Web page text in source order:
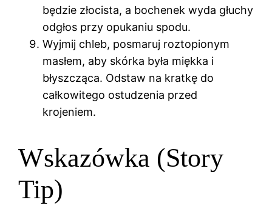
będzie złocista, a bochenek wyda głuchy
odgłos przy opukaniu spodu.
Wyjmij chleb, posmaruj roztopionym
masłem, aby skórka była miękka i
błyszcząca. Odstaw na kratkę do
całkowitego ostudzenia przed
krojeniem.
Wskazówka (Story
Tip)